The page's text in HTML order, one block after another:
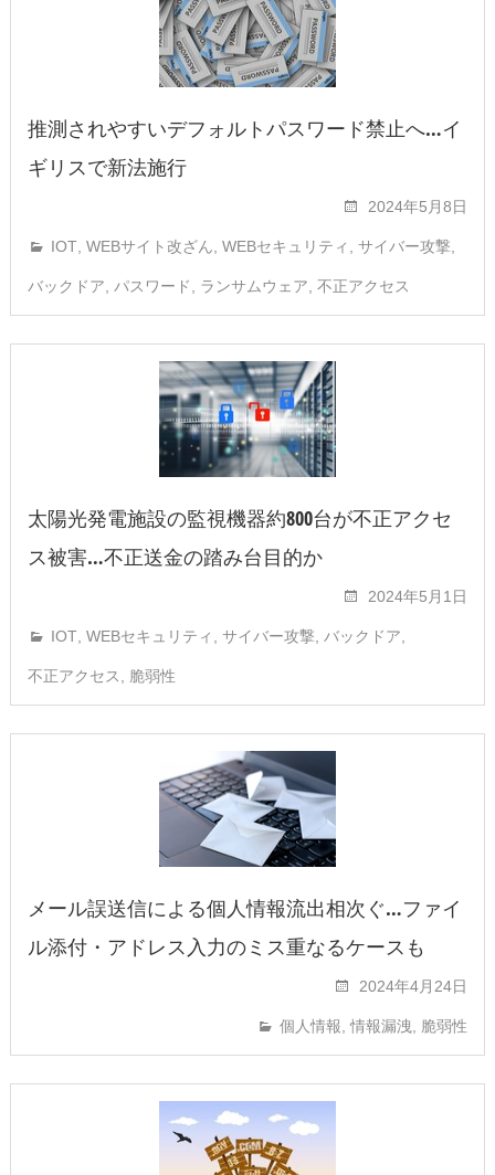
推測されやすいデフォルトパスワード禁止へ…イ
ギリスで新法施行
2024年5月8日
IOT, WEBサイト改ざん WEBセキュリティ サイバー攻撃
バックドア パスワード ランサムウェア 不正アクセス
太陽光発電施設の監視機器約800台が不正アクセ
ス被害…不正送金の踏み台目的か
2024年5月1日
IOT, WEBセキュリティ サイバー攻撃 バックドア
不正アクセス 脆弱性
メール誤送信による個人情報流出相次ぐ…ファイ
ル添付・アドレス入力のミス重なるケースも
2024年4月24日
個人情報 ,情報漏洩 脆弱性